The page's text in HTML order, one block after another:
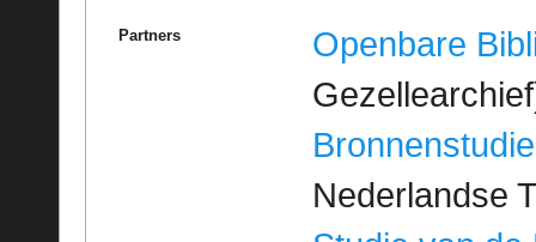
Partners
Openbare
Bronnenstudie
Nederlandse